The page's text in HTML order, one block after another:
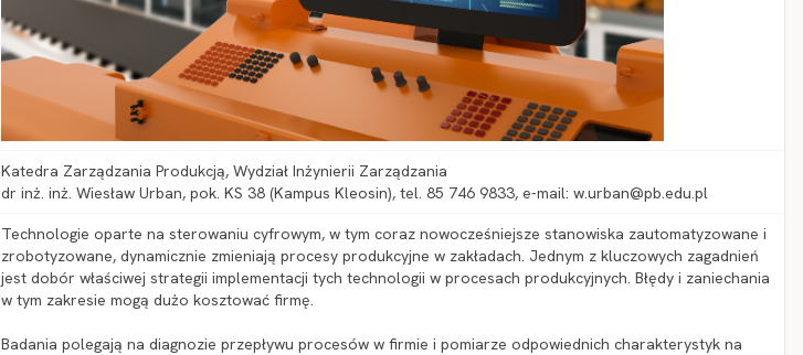
Katedra Zarządzania Produkcją, Wydział Inżynierii Zarządzania
dr inż. inż. Wiesław Urban, pok. KS 38 (Kampus Kleosin), tel. 85 746 9833, e-mail: w.urban@pb.edu.pl
Technologie oparte na sterowaniu cyfrowym, w tym coraz nowocześniejsze stanowiska zautomatyzowane i
zrobotyzowane, dynamicznie zmieniają procesy produkcyjne w zakładach. Jednym z kluczowych zagadnień
jest dobór właściwej strategii implementacji tych technologii w procesach produkcyjnych. Błędy i zaniechania
w tym zakresie mogą dużo kosztować firmę.
Badania polegają na diagnozie przepływu procesów w firmie i pomiarze odpowiednich charakterystyk na